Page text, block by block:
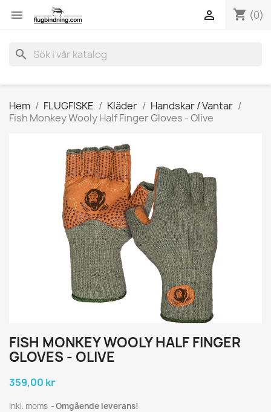
 shopping_cart (0)

search
Hem FLUGFISKE Kläder
Handskar / Vantar
Fish Monkey Wooly Half Finger Gloves - Olive
FISH MONKEY WOOLY HALF FINGER
GLOVES - OLIVE
359,00 kr
Inkl. moms Omgående leverans!